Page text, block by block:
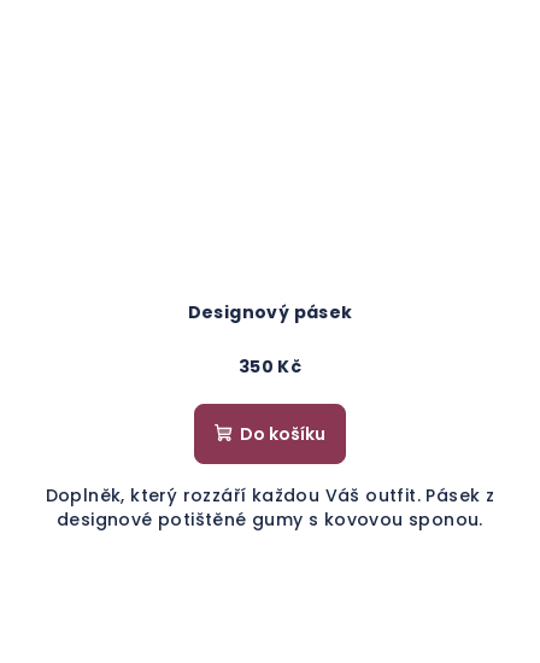
Designový pásek
350 Kč
Do košíku
Doplněk, který rozzáří každou Váš outfit. Pásek z
designové potištěné gumy s kovovou sponou.